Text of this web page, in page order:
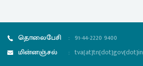
தொலைபேசி : 91-44-2220 9400
மின்னஞ்சல்
: tva[at]tn[dot]gov[dot]in